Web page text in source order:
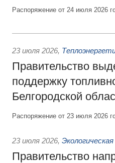
Распоряжение от 24 июля 2026
23 июля 2026,
Правительство
поддержку
Белгородской
Распоряжение от 23 июля 2026
23 июля 2026,
Правительство